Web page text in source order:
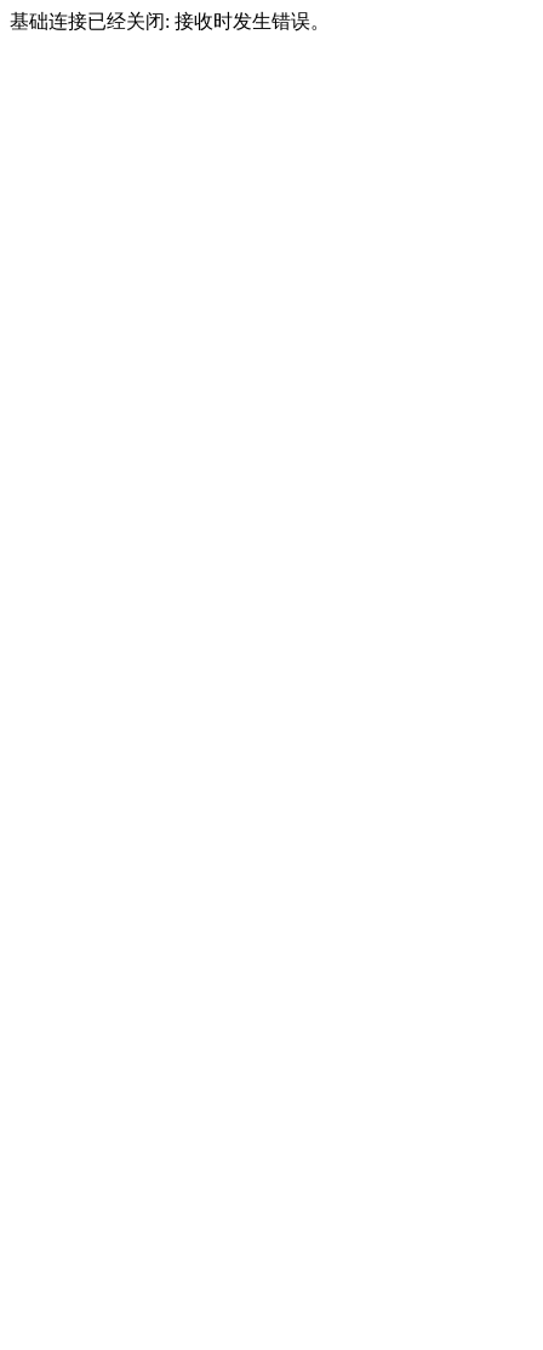
基础连接已经关闭: 接收时发生错误。